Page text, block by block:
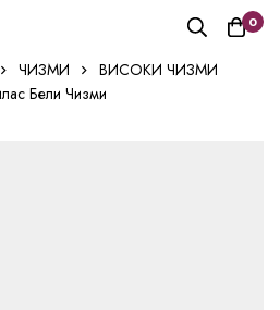
0
ЧИЗМИ
ВИСОКИ ЧИЗМИ
Бели Чизми